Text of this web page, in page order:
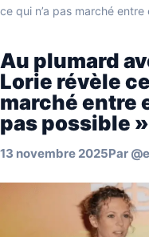
ce qui n’a pas marché
Au plumard
Lorie révèle
marché entre
pas possible »
13 novembre 2025Par